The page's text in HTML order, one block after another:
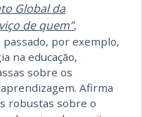
Global da
de quem”,
por exemplo,
na educação,
sobre os
Afirma
robustas sobre o